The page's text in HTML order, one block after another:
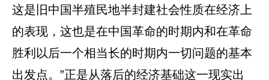
这是旧中国半殖民地半封建社会性质在经济上
的表现，这也是在中国革命的时期内和在革命
胜利以后一个相当长的时期内一切问题的基本
出发点。”正是从落后的经济基础这一现实出